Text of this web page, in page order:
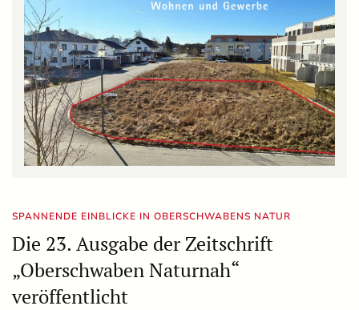
SPANNENDE EINBLICKE IN OBERSCHWABENS NATUR
Die 23. Ausgabe der Zeitschrift
„Oberschwaben Naturnah“
veröffentlicht